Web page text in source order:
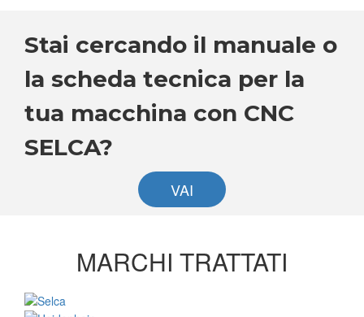
Stai cercando il manuale o
la scheda tecnica per la
tua macchina con CNC
SELCA?
VAI
MARCHI TRATTATI